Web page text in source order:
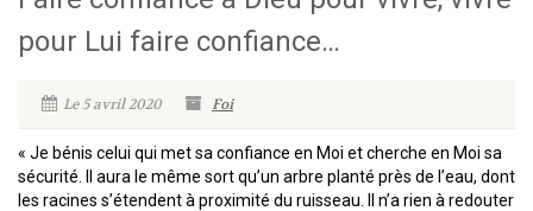
pour Lui faire confiance…
Le 5 avril 2020 Foi
« Je bénis celui qui met sa confiance en Moi et cherche en Moi sa
sécurité. Il aura le même sort qu’un arbre planté près de l’eau, dont
les racines s’étendent à proximité du ruisseau. Il n’a rien à redouter